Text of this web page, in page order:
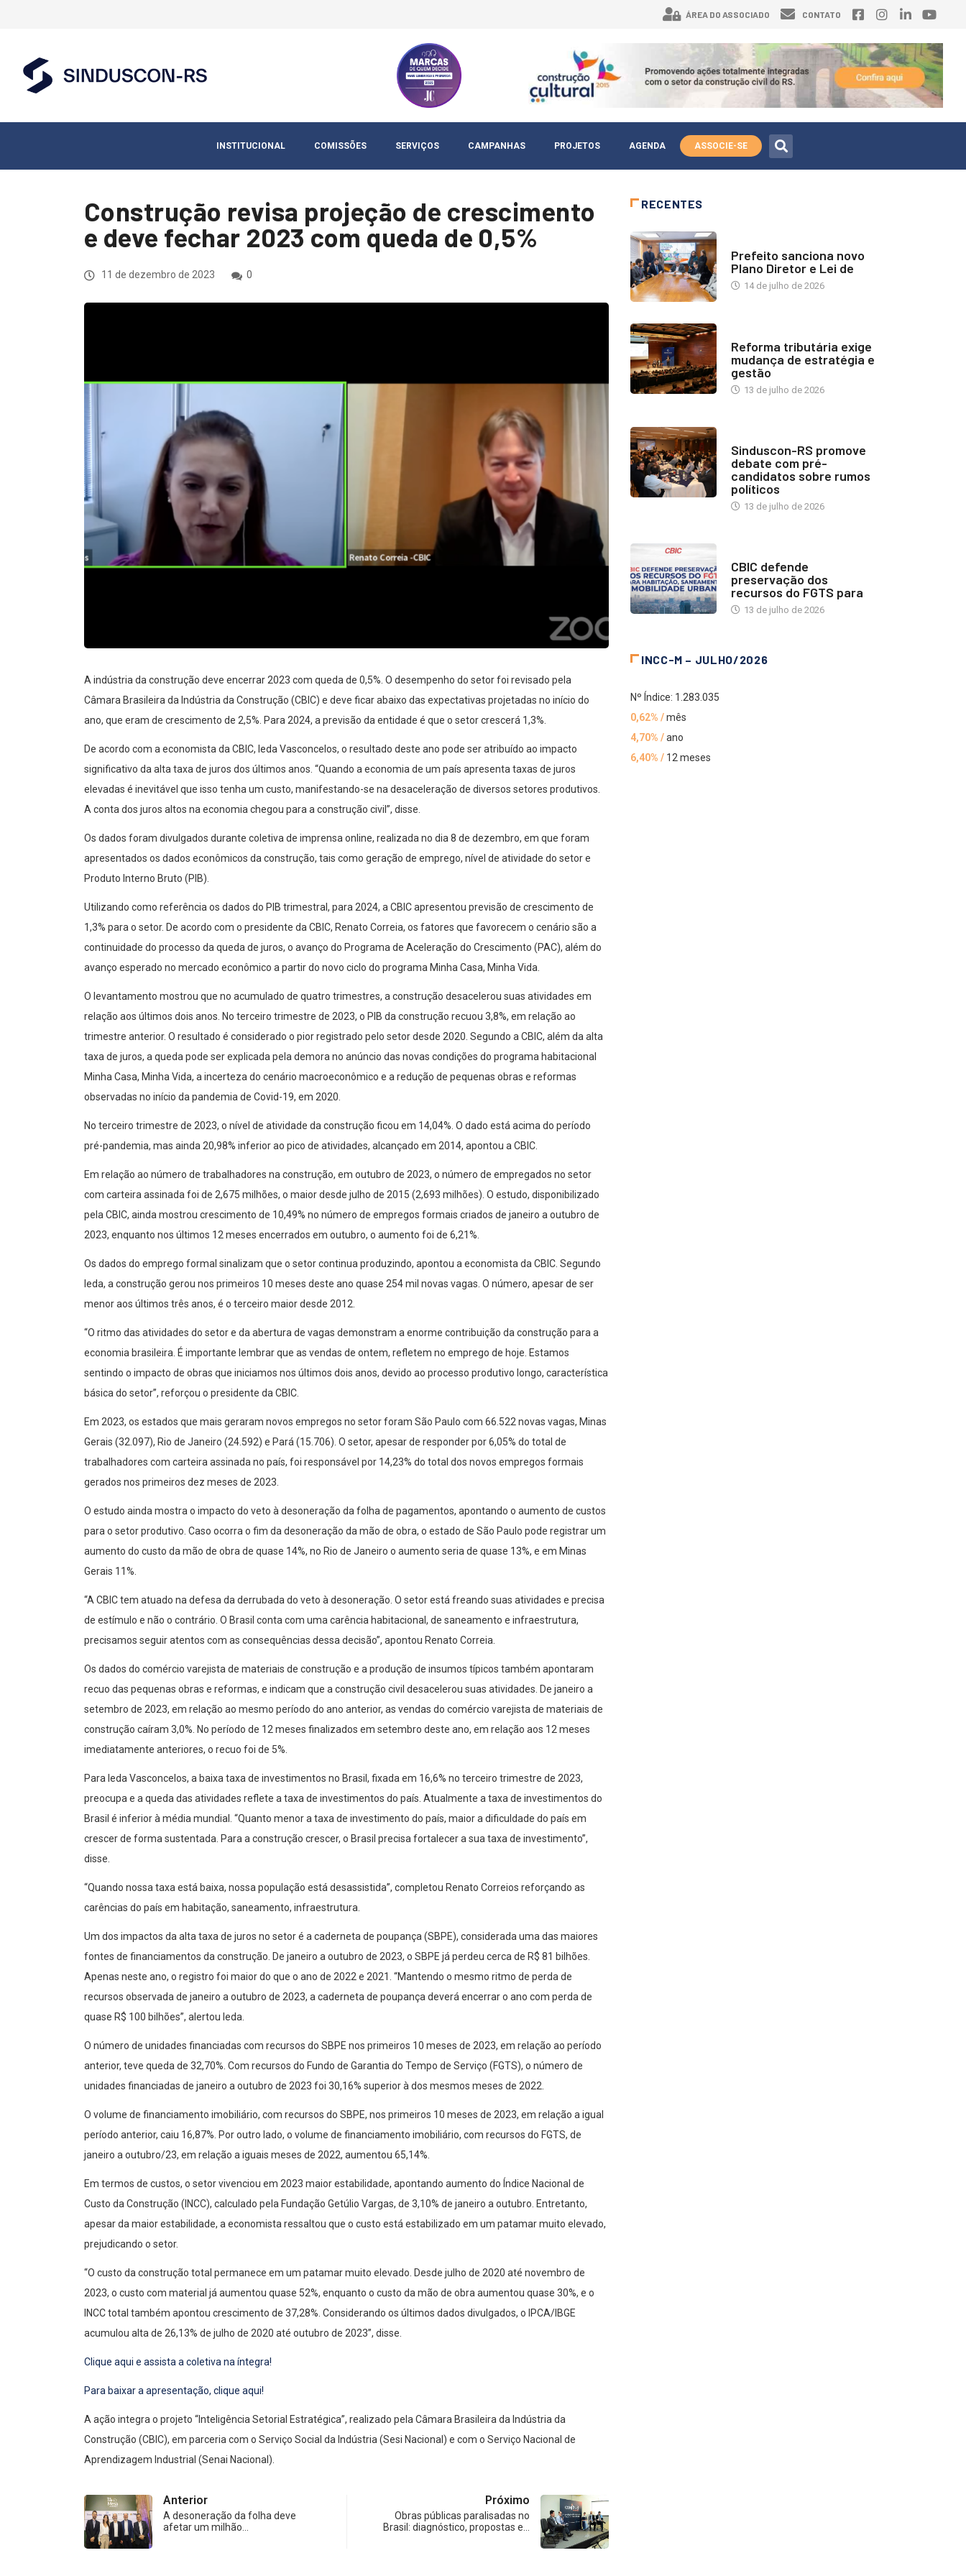
ÁREA DO ASSOCIADO CONTATO
INSTITUCIONAL COMISSÕES SERVIÇOS CAMPANHAS PROJETOS AGENDA ASSOCIE-SE
Construção revisa projeção de crescimento
e deve fechar 2023 com queda de 0,5%
11 de dezembro de 2023 0
A indústria da construção deve encerrar 2023 com queda de 0,5%. O desempenho do setor foi revisado pela
Câmara Brasileira da Indústria da Construção (CBIC) e deve ficar abaixo das expectativas projetadas no início do
ano, que eram de crescimento de 2,5%. Para 2024, a previsão da entidade é que o setor crescerá 1,3%.
De acordo com a economista da CBIC, Ieda Vasconcelos, o resultado deste ano pode ser atribuído ao impacto
significativo da alta taxa de juros dos últimos anos. “Quando a economia de um país apresenta taxas de juros
elevadas é inevitável que isso tenha um custo, manifestando-se na desaceleração de diversos setores produtivos.
A conta dos juros altos na economia chegou para a construção civil”, disse.
Os dados foram divulgados durante coletiva de imprensa online, realizada no dia 8 de dezembro, em que foram
apresentados os dados econômicos da construção, tais como geração de emprego, nível de atividade do setor e
Produto Interno Bruto (PIB).
Utilizando como referência os dados do PIB trimestral, para 2024, a CBIC apresentou previsão de crescimento de
1,3% para o setor. De acordo com o presidente da CBIC, Renato Correia, os fatores que favorecem o cenário são a
continuidade do processo da queda de juros, o avanço do Programa de Aceleração do Crescimento (PAC), além do
avanço esperado no mercado econômico a partir do novo ciclo do programa Minha Casa, Minha Vida.
O levantamento mostrou que no acumulado de quatro trimestres, a construção desacelerou suas atividades em
relação aos últimos dois anos. No terceiro trimestre de 2023, o PIB da construção recuou 3,8%, em relação ao
trimestre anterior. O resultado é considerado o pior registrado pelo setor desde 2020. Segundo a CBIC, além da alta
taxa de juros, a queda pode ser explicada pela demora no anúncio das novas condições do programa habitacional
Minha Casa, Minha Vida, a incerteza do cenário macroeconômico e a redução de pequenas obras e reformas
observadas no início da pandemia de Covid-19, em 2020.
No terceiro trimestre de 2023, o nível de atividade da construção ficou em 14,04%. O dado está acima do período
pré-pandemia, mas ainda 20,98% inferior ao pico de atividades, alcançado em 2014, apontou a CBIC.
Em relação ao número de trabalhadores na construção, em outubro de 2023, o número de empregados no setor
com carteira assinada foi de 2,675 milhões, o maior desde julho de 2015 (2,693 milhões). O estudo, disponibilizado
pela CBIC, ainda mostrou crescimento de 10,49% no número de empregos formais criados de janeiro a outubro de
2023, enquanto nos últimos 12 meses encerrados em outubro, o aumento foi de 6,21%.
Os dados do emprego formal sinalizam que o setor continua produzindo, apontou a economista da CBIC. Segundo
Ieda, a construção gerou nos primeiros 10 meses deste ano quase 254 mil novas vagas. O número, apesar de ser
menor aos últimos três anos, é o terceiro maior desde 2012.
“O ritmo das atividades do setor e da abertura de vagas demonstram a enorme contribuição da construção para a
economia brasileira. É importante lembrar que as vendas de ontem, refletem no emprego de hoje. Estamos
sentindo o impacto de obras que iniciamos nos últimos dois anos, devido ao processo produtivo longo, característica
básica do setor”, reforçou o presidente da CBIC.
Em 2023, os estados que mais geraram novos empregos no setor foram São Paulo com 66.522 novas vagas, Minas
Gerais (32.097), Rio de Janeiro (24.592) e Pará (15.706). O setor, apesar de responder por 6,05% do total de
trabalhadores com carteira assinada no país, foi responsável por 14,23% do total dos novos empregos formais
gerados nos primeiros dez meses de 2023.
O estudo ainda mostra o impacto do veto à desoneração da folha de pagamentos, apontando o aumento de custos
para o setor produtivo. Caso ocorra o fim da desoneração da mão de obra, o estado de São Paulo pode registrar um
aumento do custo da mão de obra de quase 14%, no Rio de Janeiro o aumento seria de quase 13%, e em Minas
Gerais 11%.
“A CBIC tem atuado na defesa da derrubada do veto à desoneração. O setor está freando suas atividades e precisa
de estímulo e não o contrário. O Brasil conta com uma carência habitacional, de saneamento e infraestrutura,
precisamos seguir atentos com as consequências dessa decisão”, apontou Renato Correia.
Os dados do comércio varejista de materiais de construção e a produção de insumos típicos também apontaram
recuo das pequenas obras e reformas, e indicam que a construção civil desacelerou suas atividades. De janeiro a
setembro de 2023, em relação ao mesmo período do ano anterior, as vendas do comércio varejista de materiais de
construção caíram 3,0%. No período de 12 meses finalizados em setembro deste ano, em relação aos 12 meses
imediatamente anteriores, o recuo foi de 5%.
Para Ieda Vasconcelos, a baixa taxa de investimentos no Brasil, fixada em 16,6% no terceiro trimestre de 2023,
preocupa e a queda das atividades reflete a taxa de investimentos do país. Atualmente a taxa de investimentos do
Brasil é inferior à média mundial. “Quanto menor a taxa de investimento do país, maior a dificuldade do país em
crescer de forma sustentada. Para a construção crescer, o Brasil precisa fortalecer a sua taxa de investimento”,
disse.
“Quando nossa taxa está baixa, nossa população está desassistida”, completou Renato Correios reforçando as
carências do país em habitação, saneamento, infraestrutura.
Um dos impactos da alta taxa de juros no setor é a caderneta de poupança (SBPE), considerada uma das maiores
fontes de financiamentos da construção. De janeiro a outubro de 2023, o SBPE já perdeu cerca de R$ 81 bilhões.
Apenas neste ano, o registro foi maior do que o ano de 2022 e 2021. “Mantendo o mesmo ritmo de perda de
recursos observada de janeiro a outubro de 2023, a caderneta de poupança deverá encerrar o ano com perda de
quase R$ 100 bilhões”, alertou Ieda.
O número de unidades financiadas com recursos do SBPE nos primeiros 10 meses de 2023, em relação ao período
anterior, teve queda de 32,70%. Com recursos do Fundo de Garantia do Tempo de Serviço (FGTS), o número de
unidades financiadas de janeiro a outubro de 2023 foi 30,16% superior à dos mesmos meses de 2022.
O volume de financiamento imobiliário, com recursos do SBPE, nos primeiros 10 meses de 2023, em relação a igual
período anterior, caiu 16,87%. Por outro lado, o volume de financiamento imobiliário, com recursos do FGTS, de
janeiro a outubro/23, em relação a iguais meses de 2022, aumentou 65,14%.
Em termos de custos, o setor vivenciou em 2023 maior estabilidade, apontando aumento do Índice Nacional de
Custo da Construção (INCC), calculado pela Fundação Getúlio Vargas, de 3,10% de janeiro a outubro. Entretanto,
apesar da maior estabilidade, a economista ressaltou que o custo está estabilizado em um patamar muito elevado,
prejudicando o setor.
“O custo da construção total permanece em um patamar muito elevado. Desde julho de 2020 até novembro de
2023, o custo com material já aumentou quase 52%, enquanto o custo da mão de obra aumentou quase 30%, e o
INCC total também apontou crescimento de 37,28%. Considerando os últimos dados divulgados, o IPCA/IBGE
acumulou alta de 26,13% de julho de 2020 até outubro de 2023”, disse.
Clique aqui e assista a coletiva na íntegra!
Para baixar a apresentação, clique aqui!
A ação integra o projeto “Inteligência Setorial Estratégica”, realizado pela Câmara Brasileira da Indústria da
Construção (CBIC), em parceria com o Serviço Social da Indústria (Sesi Nacional) e com o Serviço Nacional de
Aprendizagem Industrial (Senai Nacional).
Anterior
A desoneração da folha deve
afetar um milhão…
Próximo
Obras públicas paralisadas no
Brasil: diagnóstico, propostas e…
RECENTES
Prefeito sanciona novo
Plano Diretor e Lei de
14 de julho de 2026
Reforma tributária exige
mudança de estratégia e
gestão
13 de julho de 2026
Sinduscon-RS promove
debate com pré-
candidatos sobre rumos
políticos
13 de julho de 2026
CBIC defende
preservação dos
recursos do FGTS para
13 de julho de 2026
INCC-M – JULHO/2026
Nº Índice: 1.283.035
0,62% /mês
4,70% /ano
6,40% / 12 meses